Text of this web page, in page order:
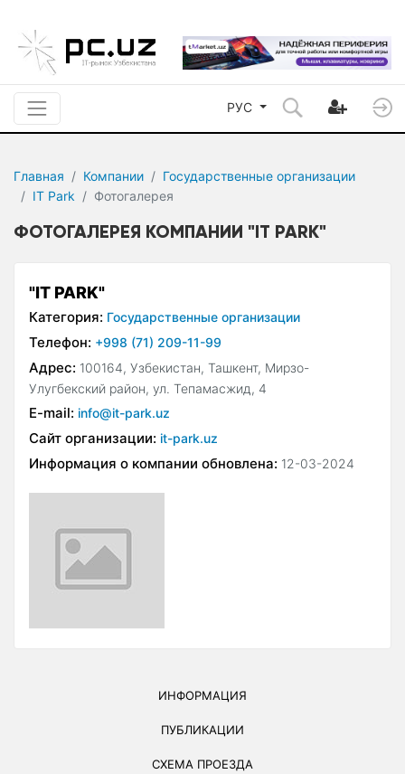
РУС
Главная Компании
Государственные организации
IT Park
Фотогалерея
ФОТОГАЛЕРЕЯ КОМПАНИИ "IT PARK"
"IT PARK"
Категория: Государственные организации
Телефон: +998 (71) 209-11-99
Адрес: 100164, Узбекистан, Ташкент, Мирзо-
Улугбекский район, ул. Тепамасжид, 4
E-mail: info@it-park.uz
Сайт организации: it-park.uz
Информация о компании обновлена: 12-03-2024
ИНФОРМАЦИЯ
ПУБЛИКАЦИИ
СХЕМА ПРОЕЗДА